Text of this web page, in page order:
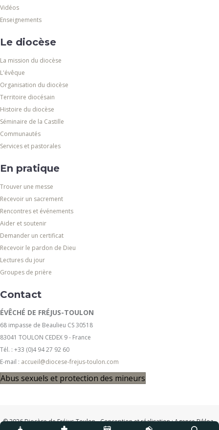
Vidéos
Enseignements
Le diocèse
La mission du diocèse
L'évêque
Organisation du diocèse
Territoire diocésain
Histoire du diocèse
Séminaire de la Castille
Communautés
Services et pastorales
En pratique
Trouver une messe
Recevoir un sacrement
Rencontres et événements
Aider et soutenir
Demander un certificat
Recevoir le pardon de Dieu
Lectures du jour
Groupes de prière
Contact
ÉVÊCHÉ DE FRÉJUS-TOULON
68 impasse de Beaulieu CS 30518
83041 TOULON CEDEX 9 - France
Tél. : +33 (0)4 94 27 92 60
E-mail : accueil@diocese-frejus-toulon.com
Abus sexuels et protection des mineurs
© 2026 Diocèse de Fréjus-Toulon - Conception et réalisation :Agence Bikloz-